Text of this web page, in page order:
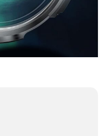
etc. 【Suivi de
par tous les
】: LIGE montre
tendance
hommes utilise une